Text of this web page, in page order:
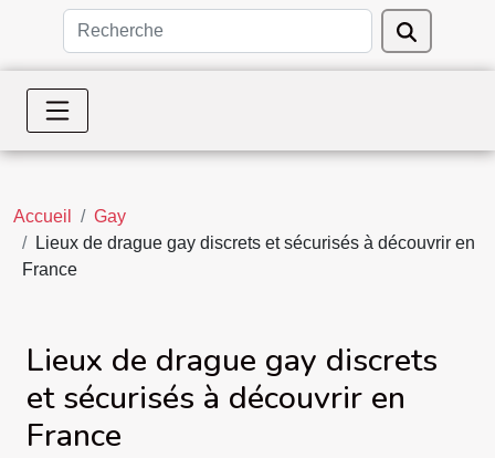
Accueil
Gay
Lieux de drague gay discrets et sécurisés à découvrir en
France
Lieux de drague gay discrets
et sécurisés à découvrir en
France